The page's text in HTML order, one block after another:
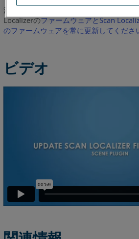
注記: Scan Localizerのファームウェアを
LocalizerのファームウェアとScan
のファームウェアを常に更新してくださ
ビデオ